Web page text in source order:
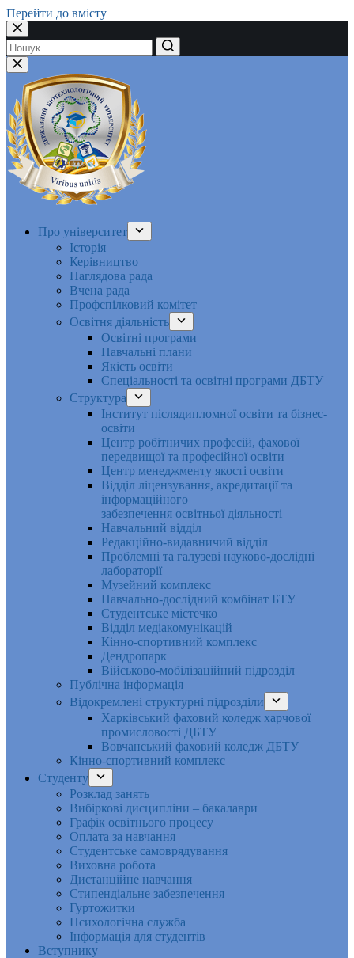
Перейти до вмісту
Немає
результатів
Про університет
Історія
Керівництво
Наглядова рада
Вчена рада
Профспілковий комітет
Освітня діяльність
Освітні програми
Навчальні плани
Якість освіти
Спеціальності та освітні програми ДБТУ
Структура
Інститут післядипломної освіти та бізнес-
освіти
Центр робітничих професій, фахової
передвищої та професійної освіти
Центр менеджменту якості освіти
Відділ ліцензування, акредитації та
інформаційного
забезпечення освітньої діяльності
Навчальний відділ
Редакційно-видавничий відділ
Проблемні та галузеві науково-дослідні
лабораторії
Музейний комплекс
Навчально-дослідний комбінат БТУ
Студентське містечко
Відділ медіакомунікацій
Кінно-спортивний комплекс
Дендропарк
Військово-мобілізаційний підрозділ
Публічна інформація
Відокремлені структурні підрозділи
Харківський фаховий коледж харчової
промисловості ДБТУ
Вовчанський фаховий коледж ДБТУ
Кінно-спортивний комплекс
Студенту
Розклад занять
Вибіркові дисципліни – бакалаври
Графік освітнього процесу
Оплата за навчання
Студентське самоврядування
Виховна робота
Дистанційне навчання
Стипендіальне забезпечення
Гуртожитки
Психологічна служба
Інформація для студентів
Вступнику